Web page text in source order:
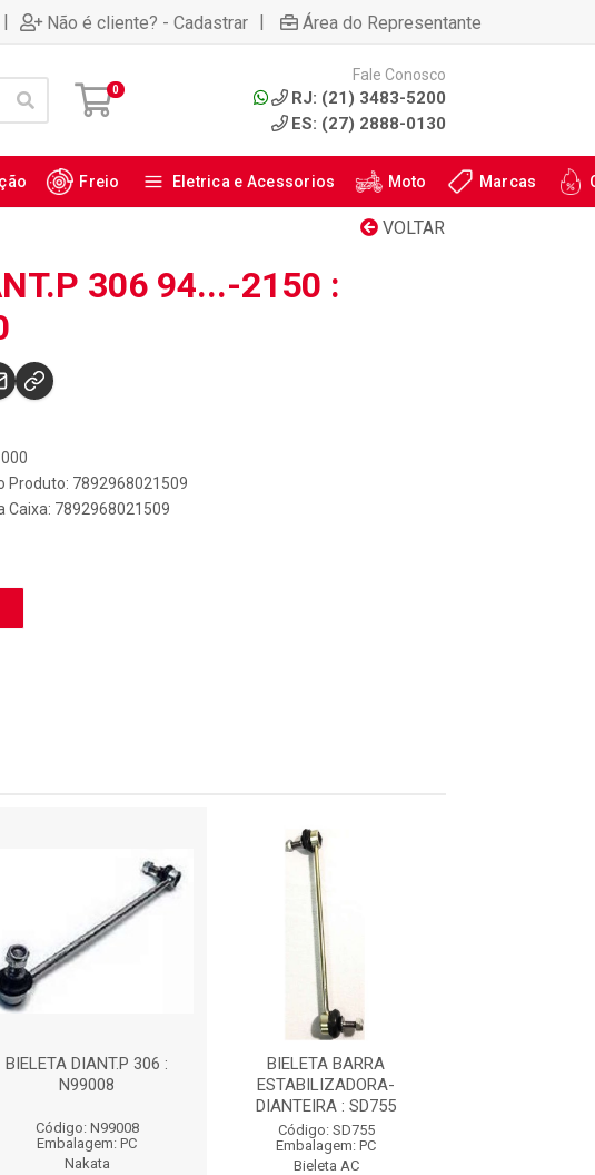
| Não é cliente? - Cadastrar | Área do Representante
0
Fale Conosco
RJ: (21) 3483-5200
ES: (27) 2888-0130
Freio Eletrica e Acessorios Moto Marcas
VOLTAR
306 94...-2150 :
Produto: 7892968021509
Caixa: 7892968021509
BIELETA DIANT.P 306 :
N99008
Código: N99008
Embalagem: PC
Nakata
BIELETA BARRA
ESTABILIZADORA-
DIANTEIRA : SD755
Código: SD755
Embalagem: PC
Bieleta AC